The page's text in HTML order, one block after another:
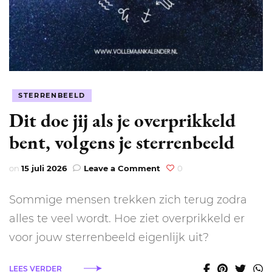
STERRENBEELD
Dit doe jij als je overprikkeld
bent, volgens je sterrenbeeld
on 15 juli 2026 Leave a Comment on
jij
als
overprikkeld
0
Sommige mensen trekken zich terug zodra
alles te veel wordt. Hoe ziet overprikkeld er
voor jouw sterrenbeeld eigenlijk uit?
LEES VERDER